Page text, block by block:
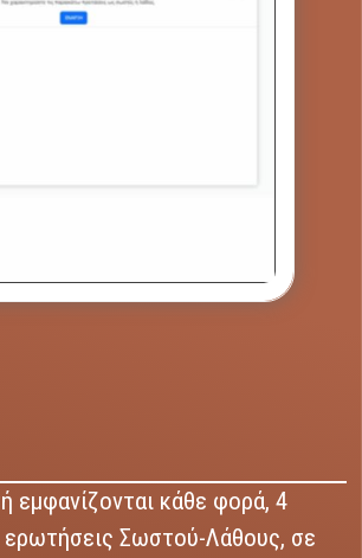
εμφανίζονται κάθε φορά, 4
ερωτήσεις Σωστού-Λάθους, σε